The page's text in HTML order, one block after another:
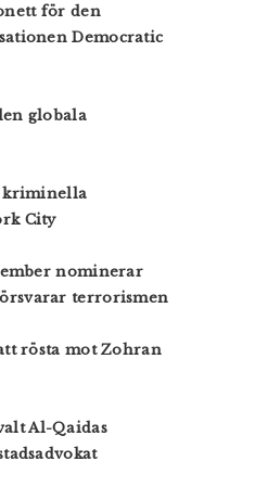
för den
Democratic
globala
kriminella
City
nominerar
terrorismen
rösta mot Zohran
Al-Qaidas